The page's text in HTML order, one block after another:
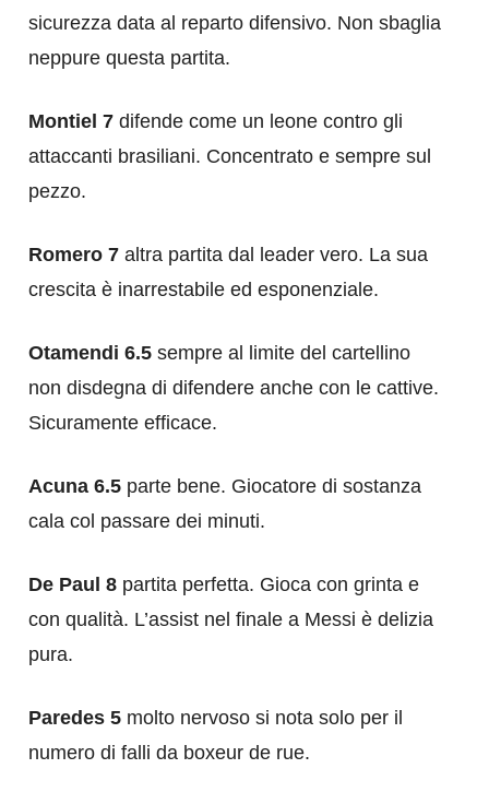
sicurezza data al reparto difensivo. Non sbaglia
neppure questa partita.
Montiel 7 difende come un leone contro gli
attaccanti brasiliani. Concentrato e sempre sul
pezzo.
Romero 7 altra partita dal leader vero. La sua
crescita è inarrestabile ed esponenziale.
Otamendi 6.5 sempre al limite del cartellino
non disdegna di difendere anche con le cattive.
Sicuramente efficace.
Acuna 6.5 parte bene. Giocatore di sostanza
cala col passare dei minuti.
De Paul 8 partita perfetta. Gioca con grinta e
con qualità. L’assist nel finale a Messi è delizia
pura.
Paredes 5 molto nervoso si nota solo per il
numero di falli da boxeur de rue.